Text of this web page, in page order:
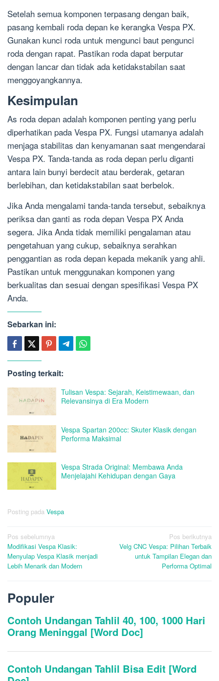
Setelah semua komponen terpasang dengan baik,
pasang kembali roda depan ke kerangka Vespa PX.
Gunakan kunci roda untuk mengunci baut pengunci
roda dengan rapat. Pastikan roda dapat berputar
dengan lancar dan tidak ada ketidakstabilan saat
menggoyangkannya.
Kesimpulan
As roda depan adalah komponen penting yang perlu
diperhatikan pada Vespa PX. Fungsi utamanya adalah
menjaga stabilitas dan kenyamanan saat mengendarai
Vespa PX. Tanda-tanda as roda depan perlu diganti
antara lain bunyi berdecit atau berderak, getaran
berlebihan, dan ketidakstabilan saat berbelok.
Jika Anda mengalami tanda-tanda tersebut, sebaiknya
periksa dan ganti as roda depan Vespa PX Anda
segera. Jika Anda tidak memiliki pengalaman atau
pengetahuan yang cukup, sebaiknya serahkan
penggantian as roda depan kepada mekanik yang ahli.
Pastikan untuk menggunakan komponen yang
berkualitas dan sesuai dengan spesifikasi Vespa PX
Anda.
Sebarkan ini:
Posting terkait:
Tulisan Vespa: Sejarah, Keistimewaan, dan
Relevansinya di Era Modern
Vespa Spartan 200cc: Skuter Klasik dengan
Performa Maksimal
Vespa Strada Original: Membawa Anda
Menjelajahi Kehidupan dengan Gaya
Posting pada Vespa
Navigasi
pos
Pos sebelumnya
Modifikasi Vespa Klasik:
Menyulap Vespa Klasik menjadi
Lebih Menarik dan Modern
Pos berikutnya
Velg CNC Vespa: Pilihan Terbaik
untuk Tampilan Elegan dan
Performa Optimal
Populer